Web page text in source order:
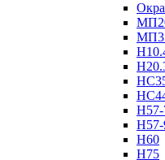
Н57-
Н57-
Н60
Н75